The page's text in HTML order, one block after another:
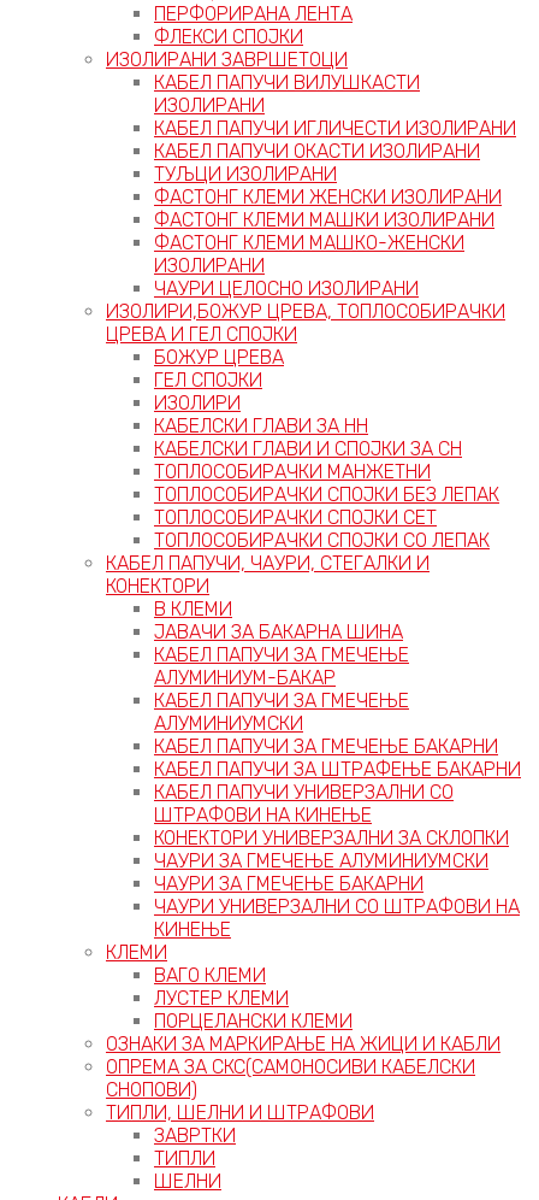
ПЕРФОРИРАНА ЛЕНТА
ФЛЕКСИ СПОЈКИ
ИЗОЛИРАНИ ЗАВРШЕТОЦИ
КАБЕЛ ПАПУЧИ ВИЛУШКАСТИ
ИЗОЛИРАНИ
КАБЕЛ ПАПУЧИ ИГЛИЧЕСТИ ИЗОЛИРАНИ
КАБЕЛ ПАПУЧИ ОКАСТИ ИЗОЛИРАНИ
ТУЉЦИ ИЗОЛИРАНИ
ФАСТОНГ КЛЕМИ ЖЕНСКИ ИЗОЛИРАНИ
ФАСТОНГ КЛЕМИ МАШКИ ИЗОЛИРАНИ
ФАСТОНГ КЛЕМИ МАШКO-ЖЕНСКИ
ИЗОЛИРАНИ
ЧАУРИ ЦЕЛОСНО ИЗОЛИРАНИ
ИЗОЛИРИ,БОЖУР ЦРЕВА, ТОПЛОСОБИРАЧКИ
ЦРЕВА И ГЕЛ СПОЈКИ
БОЖУР ЦРЕВА
ГЕЛ СПОЈКИ
ИЗОЛИРИ
КАБЕЛСКИ ГЛАВИ ЗА НН
КАБЕЛСКИ ГЛАВИ И СПОЈКИ ЗА СН
ТОПЛОСОБИРАЧКИ МАНЖЕТНИ
ТОПЛОСОБИРАЧКИ СПОЈКИ БЕЗ ЛЕПАК
ТОПЛОСОБИРАЧКИ СПОЈКИ СЕТ
ТОПЛОСОБИРАЧКИ СПОЈКИ СО ЛЕПАК
КАБЕЛ ПАПУЧИ, ЧАУРИ, СТЕГАЛКИ И
КОНЕКТОРИ
В КЛЕМИ
ЈАВАЧИ ЗА БАКАРНА ШИНА
КАБЕЛ ПАПУЧИ ЗА ГМЕЧЕЊЕ
АЛУМИНИУМ-БАКАР
КАБЕЛ ПАПУЧИ ЗА ГМЕЧЕЊЕ
АЛУМИНИУМСКИ
КАБЕЛ ПАПУЧИ ЗА ГМЕЧЕЊЕ БАКАРНИ
КАБЕЛ ПАПУЧИ ЗА ШТРАФЕЊЕ БАКАРНИ
КАБЕЛ ПАПУЧИ УНИВЕРЗАЛНИ СО
ШТРАФОВИ НА КИНЕЊЕ
КОНЕКТОРИ УНИВЕРЗАЛНИ ЗА СКЛОПКИ
ЧАУРИ ЗА ГМЕЧЕЊЕ АЛУМИНИУМСКИ
ЧАУРИ ЗА ГМЕЧЕЊЕ БАКАРНИ
ЧАУРИ УНИВЕРЗАЛНИ СО ШТРАФОВИ НА
КИНЕЊЕ
КЛЕМИ
ВАГО КЛЕМИ
ЛУСТЕР КЛЕМИ
ПОРЦЕЛАНСКИ КЛЕМИ
ОЗНАКИ ЗА МАРКИРАЊЕ НА ЖИЦИ И КАБЛИ
ОПРЕМА ЗА СКС(САМОНОСИВИ КАБЕЛСКИ
СНОПОВИ)
ТИПЛИ, ШЕЛНИ И ШТРАФОВИ
ЗАВРТКИ
ТИПЛИ
ШЕЛНИ